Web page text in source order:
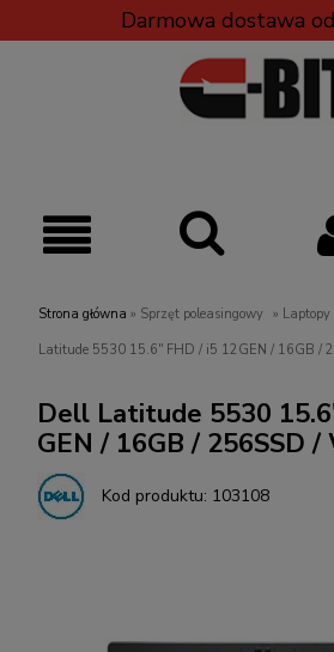
Darmowa dostawa
Strona główna » Sprzęt poleasingowy »
Dell Latitude 5530
GEN / 16GB / 256SSD /
Kod produktu: 103108